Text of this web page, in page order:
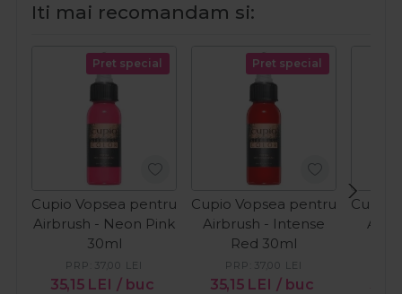
Iti mai recomandam si:
Pret special
Cupio Vopsea pentru
Airbrush - Neon Pink
30ml
35,15 LEI / buc
PRP: 37,00 LEI
Pret special
Cupio Vopsea pentru
Airbrush - Intense
Red 30ml
35,15 LEI / buc
PRP: 37,00 LEI
Cupio